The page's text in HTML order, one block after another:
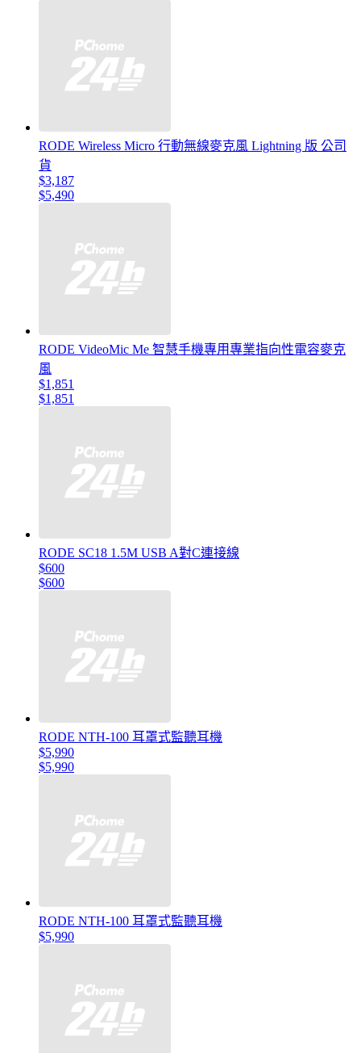
RODE Wireless Micro 行動無線麥克風 Lightning 版 公司
貨
$3,187
$5,490
RODE VideoMic Me 智慧手機專用專業指向性電容麥克
風
$1,851
$1,851
RODE SC18 1.5M USB A對C連接線
$600
$600
RODE NTH-100 耳罩式監聽耳機
$5,990
$5,990
RODE NTH-100 耳罩式監聽耳機
$5,990